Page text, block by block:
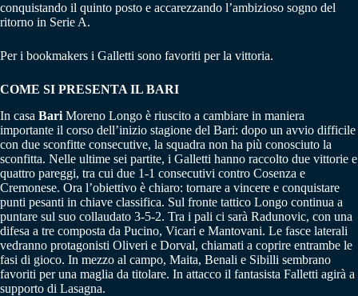
conquistando il quinto posto e accarezzando l’ambizioso sogno del
ritorno in Serie A.
Per i bookmakers i Galletti sono favoriti per la vittoria.
COME SI PRESENTA IL BARI
In casa Bari Moreno Longo è riuscito a cambiare in maniera
importante il corso dell’inizio stagione del Bari: dopo un avvio difficile
con due sconfitte consecutive, la squadra non ha più conosciuto la
sconfitta. Nelle ultime sei partite, i Galletti hanno raccolto due vittorie e
quattro pareggi, tra cui due 1-1 consecutivi contro Cosenza e
Cremonese. Ora l’obiettivo è chiaro: tornare a vincere e conquistare
punti pesanti in chiave classifica. Sul fronte tattico Longo continua a
puntare sul suo collaudato 3-5-2. Tra i pali ci sarà Radunovic, con una
difesa a tre composta da Pucino, Vicari e Mantovani. Le fasce laterali
vedranno protagonisti Oliveri e Dorval, chiamati a coprire entrambe le
fasi di gioco. In mezzo al campo, Maita, Benali e Sibilli sembrano
favoriti per una maglia da titolare. In attacco il fantasista Falletti agirà a
supporto di Lasagna.